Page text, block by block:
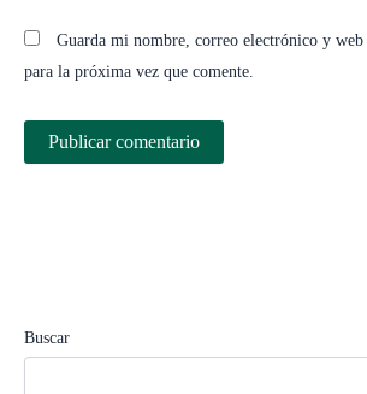
Guarda mi nombre, correo electrónico y web
para la próxima vez que comente.
Buscar